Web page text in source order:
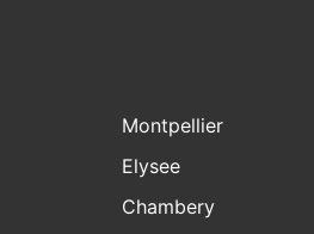
Montpellier
Elysee
Chambery